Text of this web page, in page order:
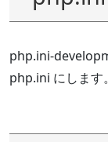
php.ini-
php.ini にします。